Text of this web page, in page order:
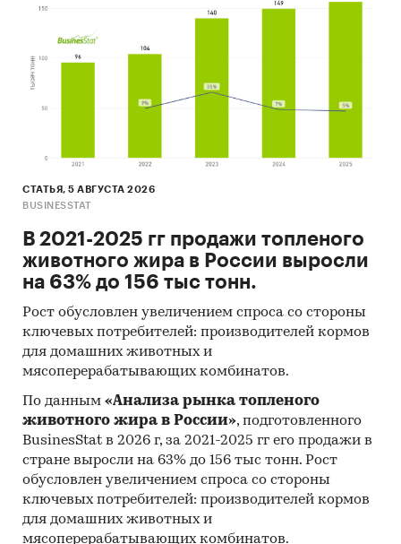
СТАТЬЯ, 5 АВГУСТА 2026
BUSINESSTAT
В 2021-2025 гг продажи топленого
животного жира в России выросли
на 63% до 156 тыс тонн.
Рост обусловлен увеличением спроса со стороны
ключевых потребителей: производителей кормов
для домашних животных и
мясоперерабатывающих комбинатов.
По данным «Анализа рынка топленого
животного жира в России», подготовленного
BusinesStat в 2026 г, за 2021-2025 гг его продажи в
стране выросли на 63% до 156 тыс тонн. Рост
обусловлен увеличением спроса со стороны
ключевых потребителей: производителей кормов
для домашних животных и
мясоперерабатывающих комбинатов.